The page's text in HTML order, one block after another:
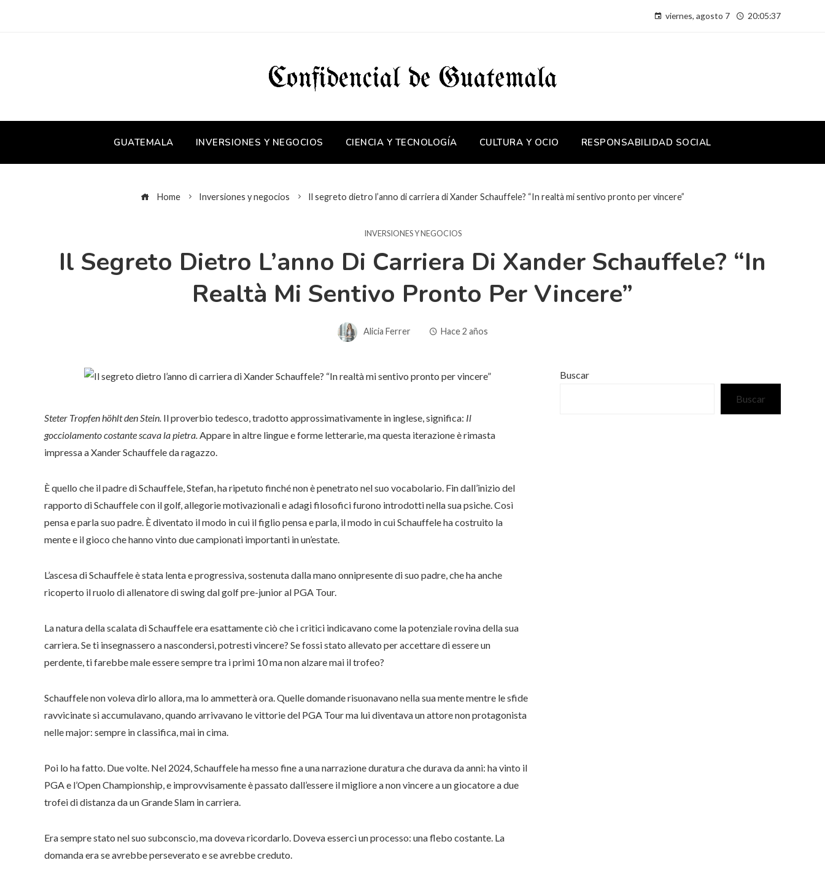
viernes, agosto 7 20:05:38
GUATEMALA INVERSIONES Y NEGOCIOS CIENCIA Y TECNOLOGÍA CULTURA Y OCIO RESPONSABILIDAD SOCIAL
Home Inversiones y negocios Il segreto dietro l’anno di carriera di Xander Schauffele? “In realtà mi sentivo pronto per vincere”
INVERSIONES Y NEGOCIOS
Il Segreto Dietro L’anno Di Carriera Di Xander Schauffele? “In
Realtà Mi Sentivo Pronto Per Vincere”
Alicia Ferrer Hace 2 años
Steter Tropfen höhlt den Stein. Il proverbio tedesco, tradotto approssimativamente in inglese, significa: Il
gocciolamento costante scava la pietra.Appare in altre lingue e forme letterarie, ma questa iterazione è rimasta
impressa a Xander Schauffele da ragazzo.
È quello che il padre di Schauffele, Stefan, ha ripetuto finché non è penetrato nel suo vocabolario. Fin dall’inizio del
rapporto di Schauffele con il golf, allegorie motivazionali e adagi filosofici furono introdotti nella sua psiche. Così
pensa e parla suo padre. È diventato il modo in cui il figlio pensa e parla, il modo in cui Schauffele ha costruito la
mente e il gioco che hanno vinto due campionati importanti in un’estate.
L’ascesa di Schauffele è stata lenta e progressiva, sostenuta dalla mano onnipresente di suo padre, che ha anche
ricoperto il ruolo di allenatore di swing dal golf pre-junior al PGA Tour.
La natura della scalata di Schauffele era esattamente ciò che i critici indicavano come la potenziale rovina della sua
carriera. Se ti insegnassero a nascondersi, potresti vincere? Se fossi stato allevato per accettare di essere un
perdente, ti farebbe male essere sempre tra i primi 10 ma non alzare mai il trofeo?
Schauffele non voleva dirlo allora, ma lo ammetterà ora. Quelle domande risuonavano nella sua mente mentre le sfide
ravvicinate si accumulavano, quando arrivavano le vittorie del PGA Tour ma lui diventava un attore non protagonista
nelle major: sempre in classifica, mai in cima.
Poi lo ha fatto. Due volte. Nel 2024, Schauffele ha messo fine a una narrazione duratura che durava da anni: ha vinto il
PGA e l’Open Championship, e improvvisamente è passato dall’essere il migliore a non vincere a un giocatore a due
trofei di distanza da un Grande Slam in carriera.
Era sempre stato nel suo subconscio, ma doveva ricordarlo. Doveva esserci un processo: una flebo costante. La
domanda era se avrebbe perseverato e se avrebbe creduto.
Buscar
Buscar